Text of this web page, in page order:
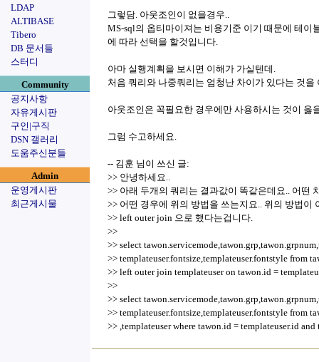
LDAP
ALTIBASE
Tibero
DB 문서들
스터디
Community
공지사항
자유게시판
구인|구직
DSN 갤러리
도움주신분들
Admin
운영게시판
최근게시물
그렇담. 아웃조인이 없을경우..
MS-sql의 옵티마이져는 비용기준 이기 때문에 테
에 따라 선택을 할것입니다.
아마 실행계획을 보시면 이해가 가실텐데.
처음 쿼리와 나중쿼리는 엄청난 차이가 있다는 것을
아웃조인은 꼭필요한 경우에만 사용하시는 것이 옳
그럼 수고하세요.
-- 김훈 님이 쓰신 글:
>> 안녕하세요..
>> 아래 두개의 쿼리는 결과값이 똑같은데요.. 어떤
>> 어떤 경우에 위의 방법을 쓰는지요.. 위의 방법이
>> left outer join 으로 했다는겁니다.
>>
>> select
>> templateuser.fontsize,templateuser.fontstyle from
>> left outer join templateuser on tawon.id =
>>
>> select
>> templateuser.fontsize,templateuser.fontstyle from
>> ,templateuser where tawon.id = templateuser.id